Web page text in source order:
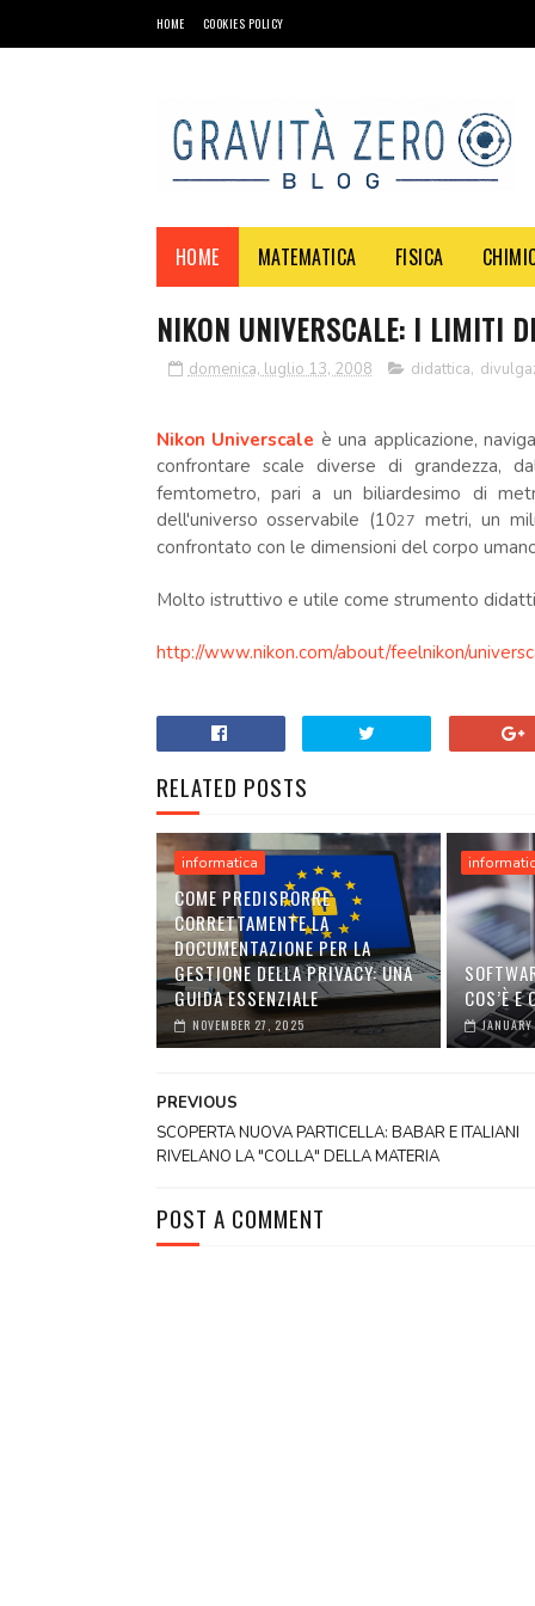
HOME COOKIES POLICY
HOME MATEMATICA FISICA
NIKON UNIVERSCALE: I LIMITI
domenica, luglio 13, 2008 didattica,
Nikon Universcale è una applicazione,
confrontare scale diverse di grandezza,
femtometro, pari a un biliardesimo di
dell'universo osservabile (1027 metri, un
confrontato con le dimensioni del corpo
Molto istruttivo e utile come strumento
http://www.nikon.com/about/feelnikon/
RELATED POSTS
informatica
COME PREDISPORRE
CORRETTAMENTE LA
DOCUMENTAZIONE PER LA
GESTIONE DELLA PRIVACY: UNA
GUIDA ESSENZIALE
NOVEMBER 27, 2025
COS’È E
PREVIOUS
SCOPERTA NUOVA PARTICELLA: BABAR E ITALIANI
RIVELANO LA "COLLA" DELLA MATERIA
POST A COMMENT